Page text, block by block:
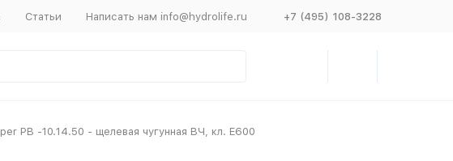
Статьи Написать нам info@hydrolife.ru +7 (495) 108-3228
РВ -10.14.50 - щелевая чугунная ВЧ, кл. Е600